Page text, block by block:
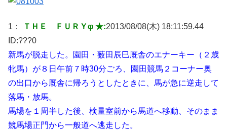
1： ＴＨＥ ＦＵＲＹφ ★:2013/08/08(木) 18:11:59.44
ID:???0
新馬が脱走した。園田・薮田辰巳厩舎のエナーキー（２歳
牝馬）が８日午前７時30分ごろ、園田競馬２コーナー奥
の出口から厩舎に帰ろうとしたときに、馬が急に逆走して
落馬・放馬。
馬場を１周半した後、検量室前から馬道へ移動、そのまま
競馬場正門から一般道へ逃走した。